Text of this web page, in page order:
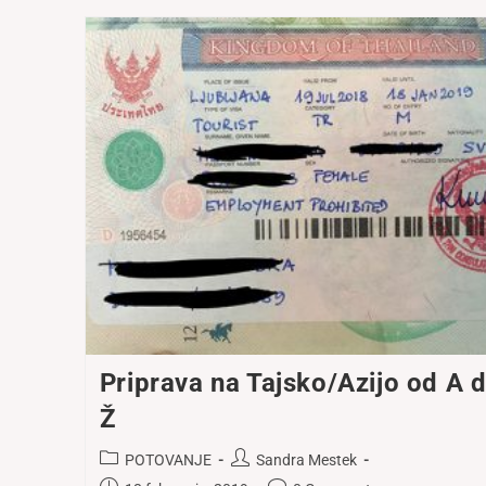
Priprava na Tajsko/Azijo od A
Ž
Post
category:
POTOVANJE
Post
author:
Sandra Mestek